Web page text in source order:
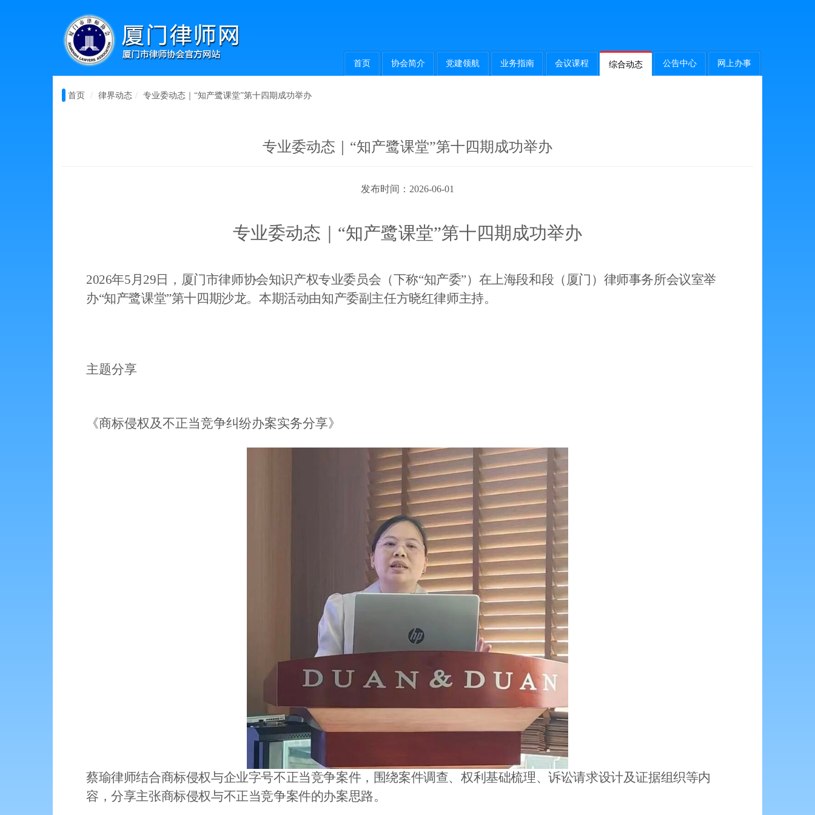
首页 协会简介 党建领航 业务指南 会议课程 综合动态 公告中心 网上办事
首页 律界动态 专业委动态｜“知产鹭课堂”第十四期成功举办
专业委动态｜“知产鹭课堂”第十四期成功举办
发布时间：2026-06-01
专业委动态｜ “知产鹭课堂”第十四期成功举办
2026年5月 29日，厦门市律师协会知识产权专业委员会（下称“知产委”）在上海段和段（厦门）律师事务所会议室举
办“知产鹭课堂”第十四期沙龙。本期活动由知产委副主任方晓红律师主持。
主题分享
《商标侵权及不正当竞争纠纷办案实务分享》
蔡瑜律师结合商标侵权与企业字号不正当竞争案件，围绕案件调查、权利基础梳理、诉讼请求设计及证据组织等内
容，分享主张商标侵权与不正当竞争案件的办案思路。